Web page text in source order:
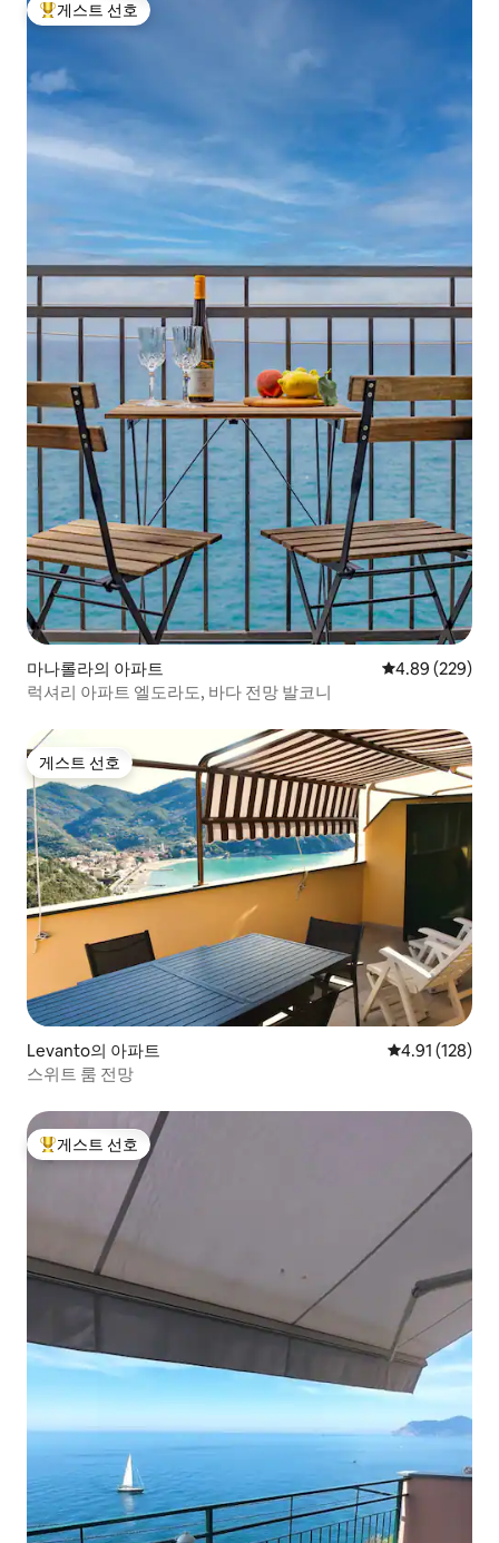
상위 게스트 선호
게스트 선호
마나롤라의 아파트 평점 4.89점(5
4.89 (229)
럭셔리 아파트 엘도라도, 바다 전망 발코니
게스트 선호
게스트 선호
Levanto의 아파트 평점 4.91점(5
4.91 (128)
스위트 룸 전망
상위 게스트 선호
게스트 선호